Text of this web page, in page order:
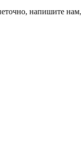
напишите